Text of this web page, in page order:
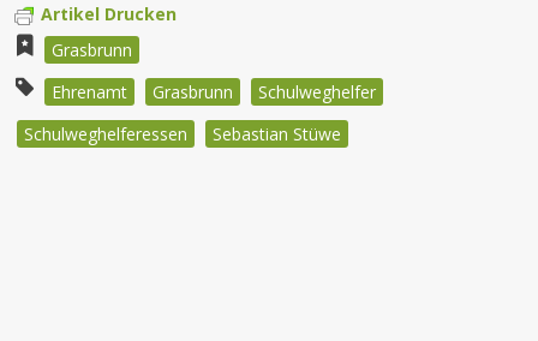
Artikel Drucken
Grasbrunn
Ehrenamt
Grasbrunn
Schulweghelfer
Schulweghelferessen
Sebastian Stüwe